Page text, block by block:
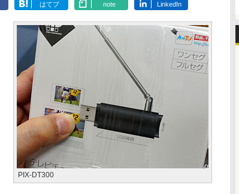
はてブ note LinkedIn
PIX-DT300